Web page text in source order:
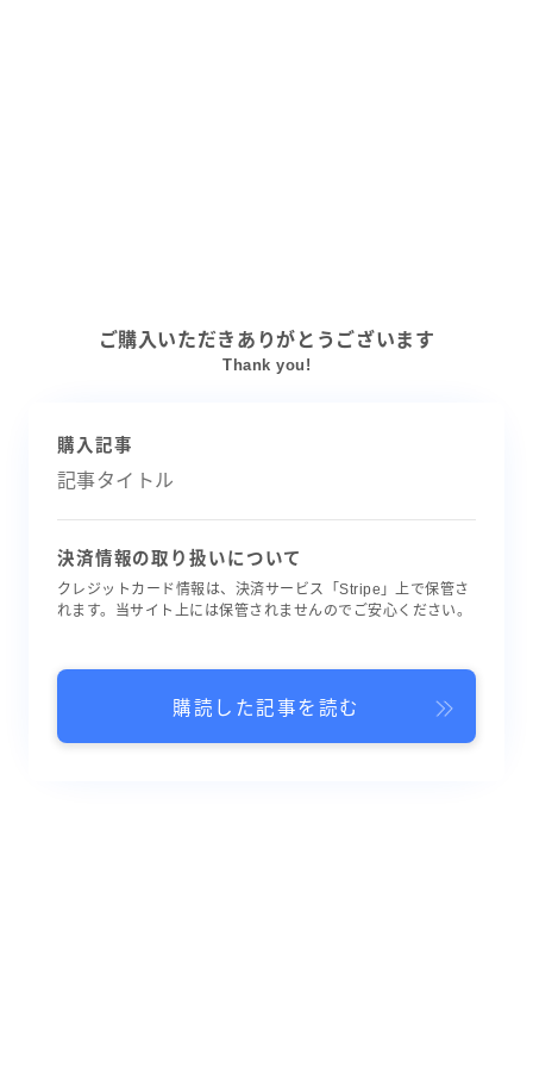
ご購入いただきありがとうございます
Thank you!
購入記事
記事タイトル
決済情報の取り扱いについて
クレジットカード情報は、決済サービス「Stripe」上で保管さ
れます。当サイト上には保管されませんのでご安心ください。
購読した記事を読む